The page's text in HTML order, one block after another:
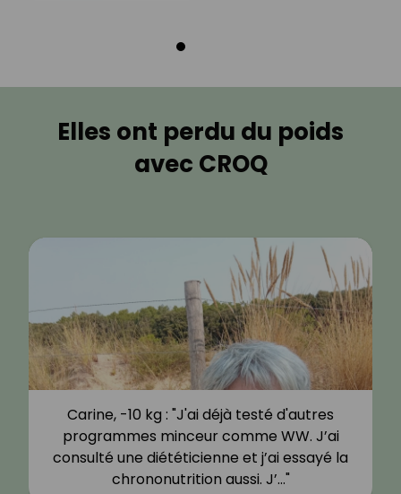
Elles ont perdu du poids
avec CROQ
Carine, -10 kg : "J'ai déjà testé d'autres
programmes minceur comme WW. J’ai
consulté une diététicienne et j’ai essayé la
chrononutrition aussi. J’…"